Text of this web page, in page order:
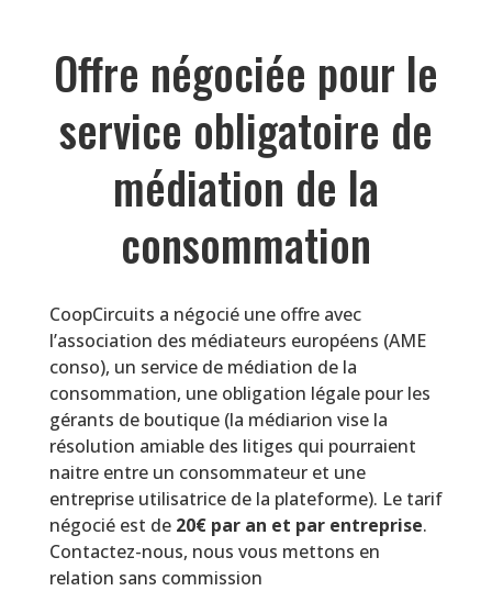
Offre négociée pour le
service obligatoire de
médiation de la
consommation
CoopCircuits a négocié une offre avec
l’association des médiateurs européens (AME
conso), un service de médiation de la
consommation, une obligation légale pour les
gérants de boutique (la médiarion vise la
résolution amiable des litiges qui pourraient
naitre entre un consommateur et une
entreprise utilisatrice de la plateforme). Le tarif
négocié est de 20€ par an et par entreprise.
Contactez-nous, nous vous mettons en
relation sans commission